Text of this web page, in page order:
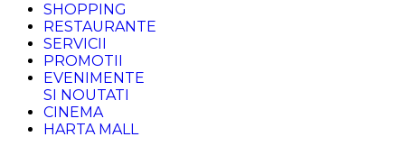
SHOPPING
RESTAURANTE
SERVICII
PROMOTII
EVENIMENTE
SI NOUTATI
CINEMA
HARTA MALL